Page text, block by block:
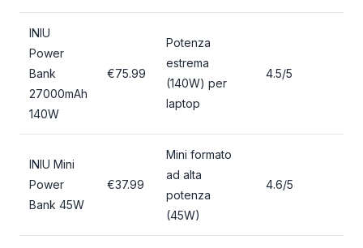
INIU
Power
Bank
27000mAh
140W
€75.99
Potenza
estrema
(140W) per
laptop
4.5/5
INIU Mini
Power
Bank 45W
€37.99
Mini formato
ad alta
potenza
(45W)
4.6/5